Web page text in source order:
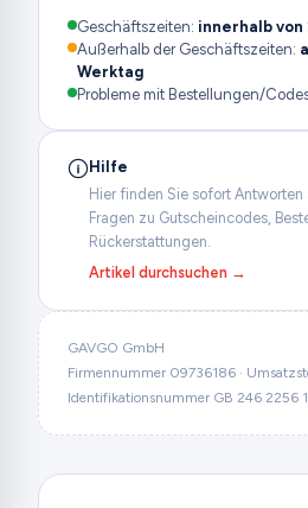
Geschäftszeiten: innerhalb von
Außerhalb der Geschäftszeiten:
Werktag
Probleme mit Bestellungen/
Hilfe
Hier finden Sie sofort
Fragen zu Gutscheincodes,
Rückerstattungen.
Artikel durchsuchen →
GAVGO GmbH
Firmennummer 09736186 ·
Identifikationsnummer GB 246 2256